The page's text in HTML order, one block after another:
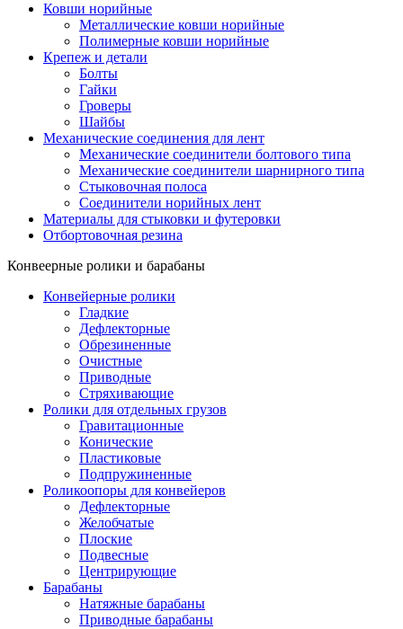
Ковши норийные
Металлические ковши норийные
Полимерные ковши норийные
Крепеж и детали
Болты
Гайки
Гроверы
Шайбы
Механические соединения для лент
Механические соединители болтового типа
Механические соединители шарнирного типа
Стыковочная полоса
Соединители норийных лент
Материалы для стыковки и футеровки
Отбортовочная резина
Конвеерные ролики и барабаны
Конвейерные ролики
Гладкие
Дефлекторные
Обрезиненные
Очистные
Приводные
Стряхивающие
Ролики для отдельных грузов
Гравитационные
Конические
Пластиковые
Подпружиненные
Роликоопоры для конвейеров
Дефлекторные
Желобчатые
Плоские
Подвесные
Центрирующие
Барабаны
Натяжные барабаны
Приводные барабаны